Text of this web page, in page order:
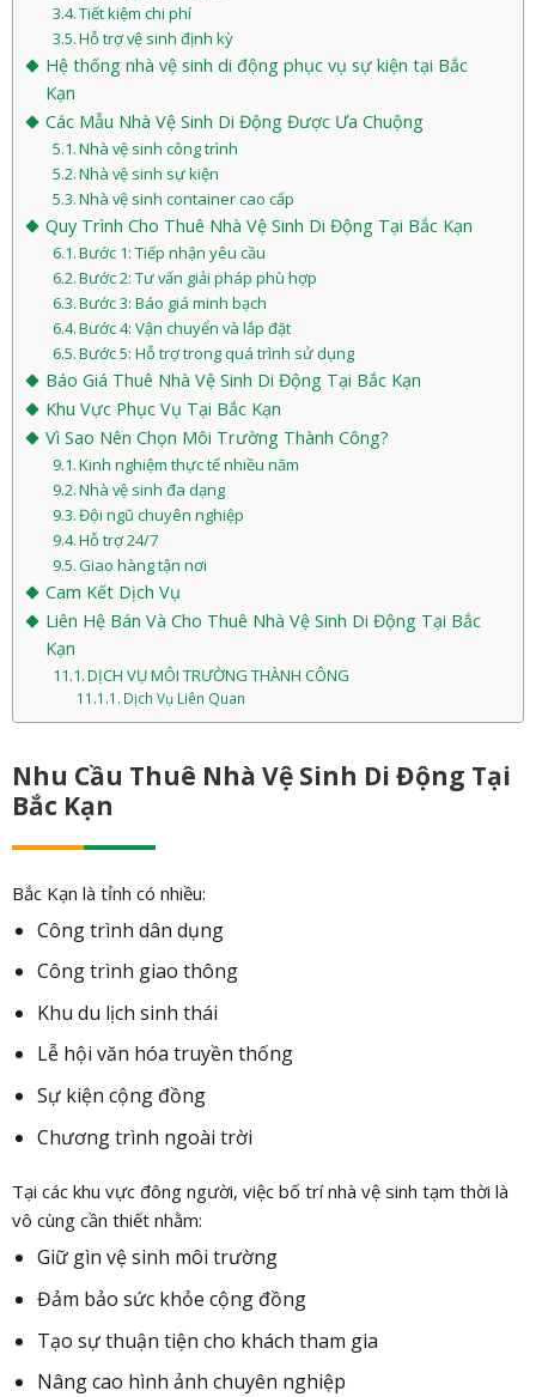
Tiết kiệm chi phí
Hỗ trợ vệ sinh định kỳ
Hệ thống nhà vệ sinh di động phục vụ sự kiện tại Bắc
Kạn
Các Mẫu Nhà Vệ Sinh Di Động Được Ưa Chuộng
Nhà vệ sinh công trình
Nhà vệ sinh sự kiện
Nhà vệ sinh container cao cấp
Quy Trình Cho Thuê Nhà Vệ Sinh Di Động Tại Bắc Kạn
Bước 1: Tiếp nhận yêu cầu
Bước 2: Tư vấn giải pháp phù hợp
Bước 3: Báo giá minh bạch
Bước 4: Vận chuyển và lắp đặt
Bước 5: Hỗ trợ trong quá trình sử dụng
Báo Giá Thuê Nhà Vệ Sinh Di Động Tại Bắc Kạn
Khu Vực Phục Vụ Tại Bắc Kạn
Vì Sao Nên Chọn Môi Trường Thành Công?
Kinh nghiệm thực tế nhiều năm
Nhà vệ sinh đa dạng
Đội ngũ chuyên nghiệp
Hỗ trợ 24/7
Giao hàng tận nơi
Cam Kết Dịch Vụ
Liên Hệ Bán Và Cho Thuê Nhà Vệ Sinh Di Động Tại Bắc
Kạn
DỊCH VỤ MÔI TRƯỜNG THÀNH CÔNG
Dịch Vụ Liên Quan
Nhu Cầu Thuê Nhà Vệ Sinh Di Động Tại
Bắc Kạn
Bắc Kạn là tỉnh có nhiều:
Công trình dân dụng
Công trình giao thông
Khu du lịch sinh thái
Lễ hội văn hóa truyền thống
Sự kiện cộng đồng
Chương trình ngoài trời
Tại các khu vực đông người, việc bố trí nhà vệ sinh tạm thời là
vô cùng cần thiết nhằm:
Giữ gìn vệ sinh môi trường
Đảm bảo sức khỏe cộng đồng
Tạo sự thuận tiện cho khách tham gia
Nâng cao hình ảnh chuyên nghiệp